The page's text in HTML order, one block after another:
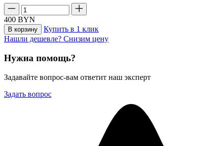
400 BYN
В корзину
Купить в 1 клик
Нашли дешевле? Снизим цену
Нужна помощь?
Задавайте вопрос-вам ответит наш эксперт
Задать вопрос